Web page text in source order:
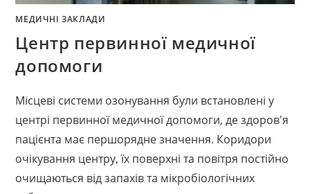
МЕДИЧНІ ЗАКЛАДИ
Центр первинної медичної
допомоги
Місцеві системи озонування були встановлені у
центрі первинної медичної допомоги, де здоров'я
пацієнта має першорядне значення. Коридори
очікування центру, їх поверхні та повітря постійно
очищаються від запахів та мікробіологічних